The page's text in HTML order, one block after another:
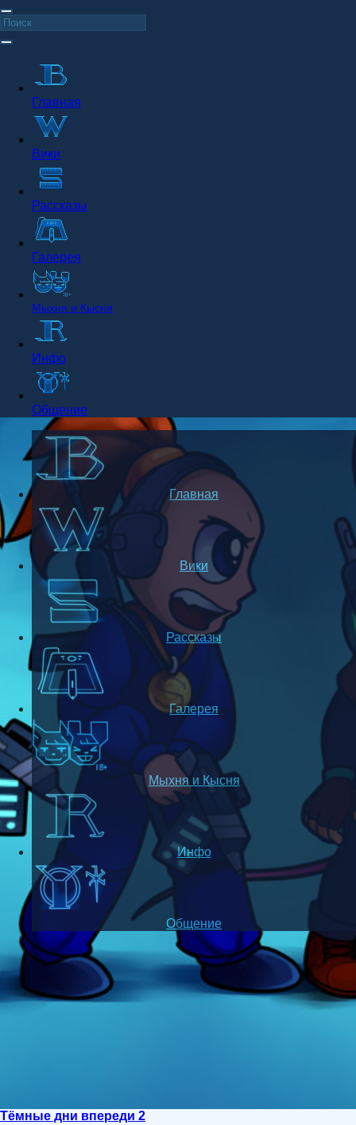
Главная
Вики
Рассказы
Галерея
Мыхня и Кысня
Инфо
Общение
Главная
Вики
Рассказы
Галерея
Мыхня и Кысня
Инфо
Общение
Тёмные дни впереди 2